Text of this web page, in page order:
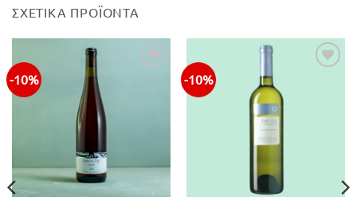
ΣΧΕΤΙΚΆ ΠΡΟΪΌΝΤΑ
-10% -10%